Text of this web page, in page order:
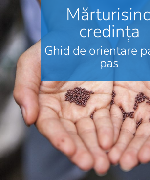
credința
Ghid de orientare
pas